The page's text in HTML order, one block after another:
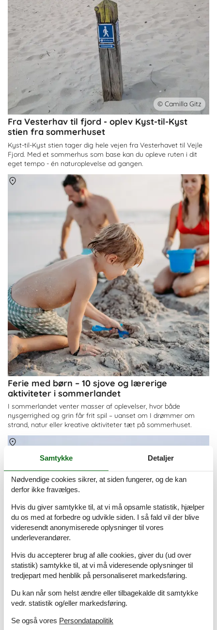
Fra Vesterhav til fjord - oplev Kyst-til-Kyst
stien fra sommerhuset
Kyst-til-Kyst stien tager dig hele vejen fra Vesterhavet til Vejle
Fjord. Med et sommerhus som base kan du opleve ruten i dit
eget tempo - én naturoplevelse ad gangen.
© Camilla Gitz
Ferie med børn – 10 sjove og lærerige
aktiviteter i sommerlandet
I sommerlandet venter masser af oplevelser, hvor både
nysgerrighed og grin får frit spil – uanset om I drømmer om
strand, natur eller kreative aktiviteter tæt på sommerhuset.
© VisitDenmark, Niclas Jessen
Samtykke Detaljer
Nødvendige cookies sikrer, at siden fungerer, og de kan
derfor ikke fravælges.
Hvis du giver samtykke til, at vi må opsamle statistik, hjælper
du os med at forbedre og udvikle siden. I så fald vil der blive
videresendt anonymiserede oplysninger til vores
underleverandører.
Hvis du accepterer brug af alle cookies, giver du (ud over
statistik) samtykke til, at vi må videresende oplysninger til
tredjepart med henblik på personaliseret markedsføring.
Du kan når som helst ændre eller tilbagekalde dit samtykke
vedr. statistik og/eller markedsføring.
Se også vores Persondatapolitik